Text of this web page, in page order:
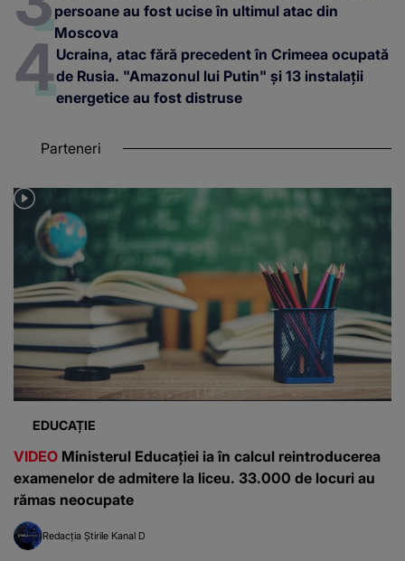
persoane au fost ucise în ultimul atac din
Moscova
Ucraina, atac fără precedent în Crimeea ocupată
de Rusia. "Amazonul lui Putin" și 13 instalații
energetice au fost distruse
Parteneri
EDUCAȚIE
VIDEO Ministerul Educației ia în calcul reintroducerea
examenelor de admitere la liceu. 33.000 de locuri au
rămas neocupate
Redacția Știrile Kanal D